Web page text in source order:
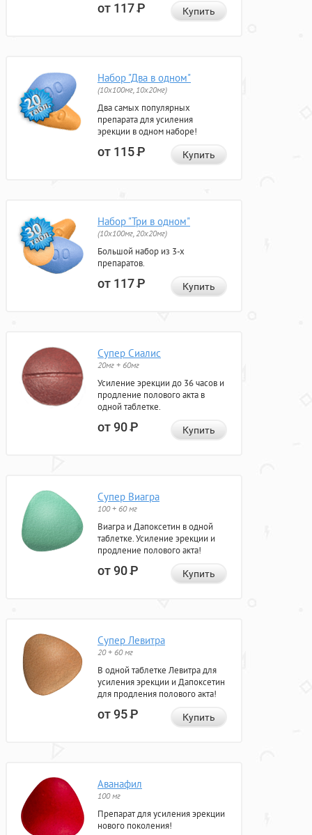
от 117Р Купить
Набор "Два в одном"
(10x100мг, 10x20мг)
Два самых популярных
препарата для усиления
эрекции в одном наборе!
от 115Р Купить
Набор "Три в одном"
(10x100мг, 20x20мг)
Большой набор из 3-х
препаратов.
от 117Р Купить
Супер Сиалис
20мг + 60мг
Усиление эрекции до 36 часов и
продление полового акта в
одной таблетке.
от 90Р Купить
Супер Виагра
100 + 60 мг
Виагра и Дапоксетин в одной
таблетке. Усиление эрекции и
продление полового акта!
от 90Р Купить
Супер Левитра
20 + 60 мг
В одной таблетке Левитра для
усиления эрекции и Дапоксетин
для продления полового акта!
от 95Р Купить
Аванафил
100 мг
Препарат для усиления эрекции
нового поколения!